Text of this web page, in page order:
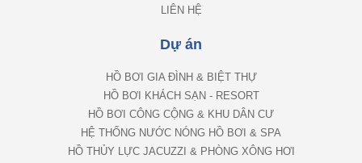
LIÊN HỆ
Dự án
HỒ BƠI GIA ĐÌNH & BIỆT THỰ
HỒ BƠI KHÁCH SẠN - RESORT
HỒ BƠI CÔNG CỘNG & KHU DÂN CƯ
HỆ THỐNG NƯỚC NÓNG HỒ BƠI & SPA
HỒ THỦY LỰC JACUZZI & PHÒNG XÔNG HƠI